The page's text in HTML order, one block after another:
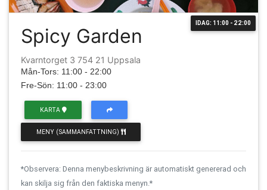
IDAG: 11:00 - 22:00
Spicy Garden
Kvarntorget 3 754 21 Uppsala
Mån-Tors: 11:00 - 22:00
Fre-Sön: 11:00 - 23:00
KARTA
MENY (SAMMANFATTNING)
*Observera: Denna menybeskrivning är automatiskt genererad och
kan skilja sig från den faktiska menyn.*